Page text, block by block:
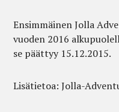
Ensimmäinen Jolla
vuoden 2016
se päättyy 15.12.2015.
Lisätietoa: Jolla-